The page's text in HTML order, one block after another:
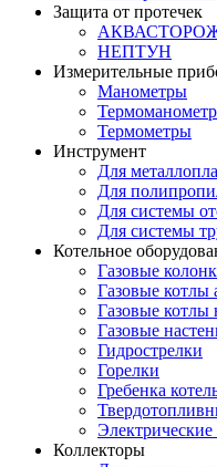
Защита от протечек
НЕПТУН
Измерительные
Манометры
Термометры
Инструмент
Для
Для
Для системы
Для системы
Котельное
Газовые
Газовые котлы
Газовые котлы
Газовые
Гидрострелки
Горелки
Гребенка
Коллекторы